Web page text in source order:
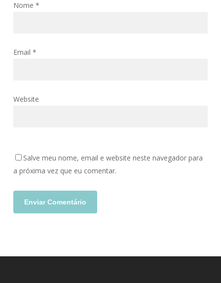
Nome *
Email *
Website
Salve meu nome, email e website neste navegador para
a próxima vez que eu comentar.